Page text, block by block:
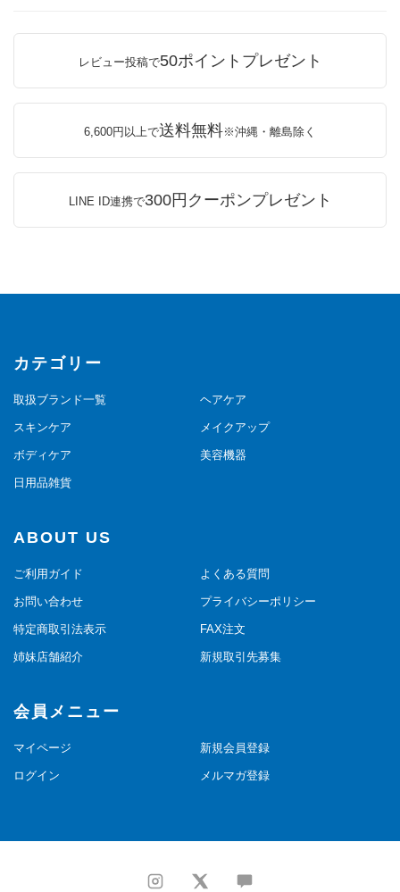
レビュー投稿で50ポイントプレゼント
6,600円以上で送料無料※沖縄・離島除く
LINE ID連携で300円クーポンプレゼント
カテゴリー
取扱ブランド一覧 ヘアケア
スキンケア メイクアップ
ボディケア 美容機器
日用品雑貨
ABOUT US
ご利用ガイド よくある質問
お問い合わせ プライバシーポリシー
特定商取引法表示 FAX注文
姉妹店舗紹介 新規取引先募集
会員メニュー
マイページ 新規会員登録
ログイン メルマガ登録